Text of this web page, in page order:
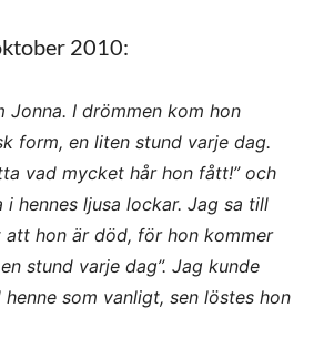
2010:
Jonna. I drömmen kom hon
form, en liten stund varje dag.
vad mycket hår hon fått!” och
hennes ljusa lockar. Jag sa till
att hon är död, för hon kommer
stund varje dag”. Jag kunde
som vanligt, sen löstes hon